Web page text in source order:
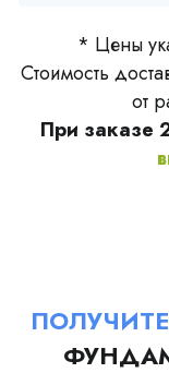
* Цены
Стоимость
от
При заказе